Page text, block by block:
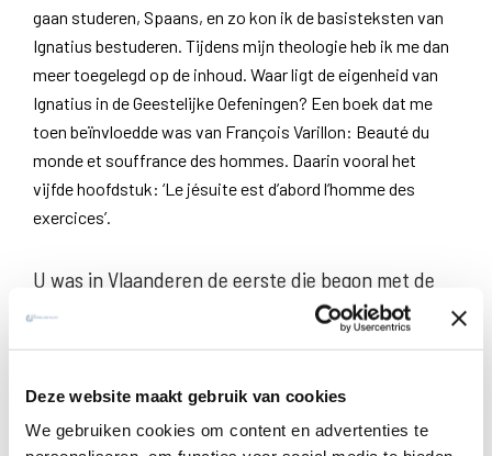
Deze website maakt gebruik van cookies
We gebruiken cookies om content en advertenties te
gaan studeren, Spaans, en zo kon ik de basisteksten van
Ignatius bestuderen. Tijdens mijn theologie heb ik me dan
meer toegelegd op de inhoud. Waar ligt de eigenheid van
Ignatius in de Geestelijke Oefeningen? Een boek dat me
toen beïnvloedde was van François Varillon: Beauté du
monde et souffrance des hommes. Daarin vooral het
vijfde hoofdstuk: ‘Le jésuite est d’abord l’homme des
exercices’.
U was in Vlaanderen de eerste die begon met de
het team vervrouwelijkt, een zuster, Mia D’Huys en een
moeder met kinderen, Mary Blickman, deden de ommekeer